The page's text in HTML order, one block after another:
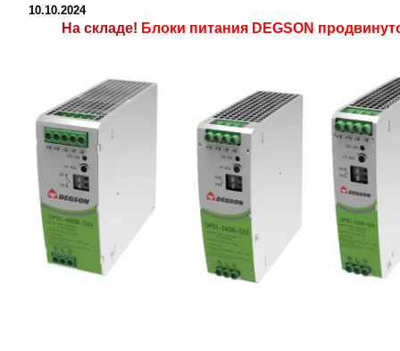
10.10.2024
На складе! Блоки питания DEGSON